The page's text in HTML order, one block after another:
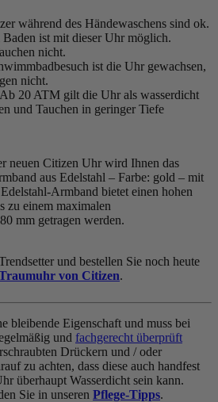
während des Händewaschens sind ok.
ist mit dieser Uhr möglich.
nicht.
ist die Uhr gewachsen,
nicht.
20 ATM gilt die Uhr als wasserdicht
und Tauchen in geringer Tiefe
neuen Citizen Uhr wird Ihnen das
aus Edelstahl – Farbe: gold – mit
Armband bietet einen hohen
zu einem maximalen
mm getragen werden.
und bestellen Sie noch heute
von Citizen.
bleibende Eigenschaft und muss bei
und fachgerecht überprüft
Drückern und / oder
zu achten, dass diese auch handfest
überhaupt Wasserdicht sein kann.
Sie in unseren Pflege-Tipps.